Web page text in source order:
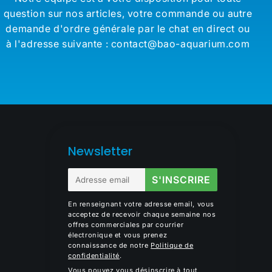
question sur nos articles, votre commande ou autre
demande d'ordre générale par le chat en direct ou
à l'adresse suivante : contact@bao-aquarium.com
Newsletter
E-
mail
S'INSCRIRE
En renseignant votre adresse email, vous
acceptez de recevoir chaque semaine nos
offres commerciales par courrier
électronique et vous prenez
connaissance de notre Politique de
confidentialité.
Vous pouvez vous désinscrire à tout